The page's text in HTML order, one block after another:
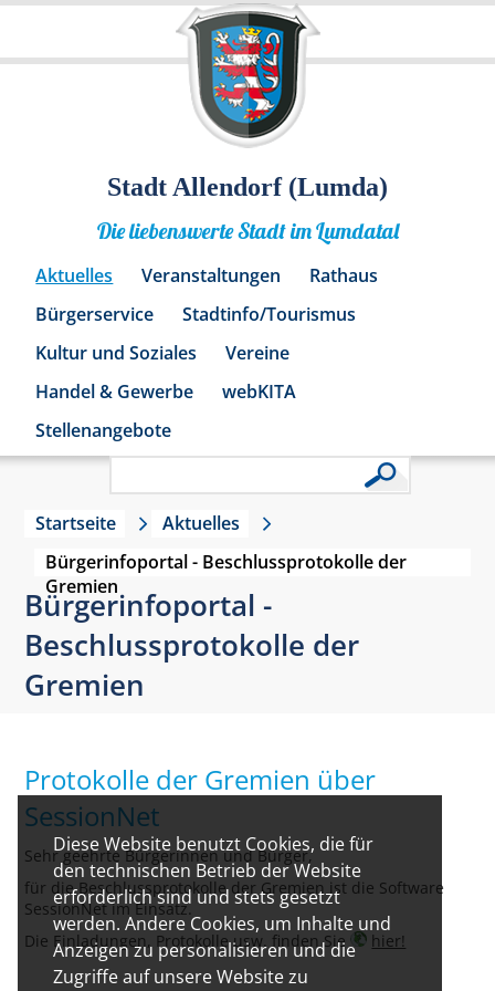
Diese Website benutzt Cookies, die für
den technischen Betrieb der Website
erforderlich sind und stets gesetzt
werden. Andere Cookies, um Inhalte und
Anzeigen zu personalisieren und die
Zugriffe auf unsere Website zu
Stadt Allendorf (Lumda)
Die liebenswerte Stadt im Lumdatal
Aktuelles Veranstaltungen
Rathaus
Bürgerservice
Stadtinfo/Tourismus
Kultur und Soziales
Vereine
Handel & Gewerbe
webKITA
Stellenangebote
Startseite
Aktuelles
Bürgerinfoportal - Beschlussprotokolle der
Gremien
Bürgerinfoportal -
Beschlussprotokolle der
Gremien
Protokolle der Gremien über
SessionNet
Sehr geehrte Bürgerinnen und Bürger,
für die Beschlussprotokolle der Gremien ist die Software
SessionNet im Einsatz.
Die Einladungen, Protokolle usw. finden Sie
hier!